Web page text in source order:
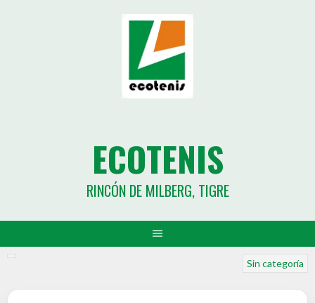
ECOTENIS
RINCÓN DE MILBERG, TIGRE
Sin categoría